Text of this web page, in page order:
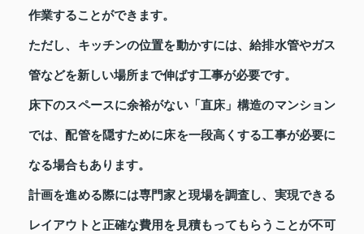
作業することができます。
ただし、キッチンの位置を動かすには、給排水管やガス
管などを新しい場所まで伸ばす工事が必要です。
床下のスペースに余裕がない「直床」構造のマンション
では、配管を隠すために床を一段高くする工事が必要に
なる場合もあります。
計画を進める際には専門家と現場を調査し、実現できる
レイアウトと正確な費用を見積もってもらうことが不可